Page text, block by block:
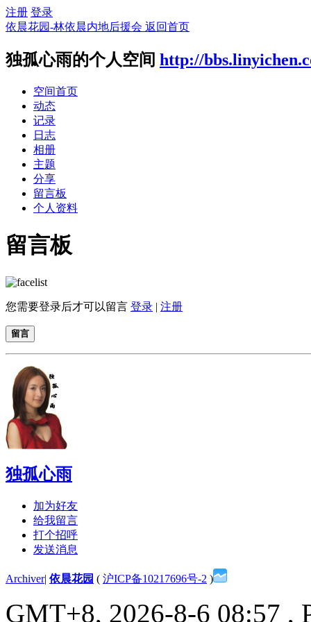
注册 登录
依晨花园-林依晨内地后援会 返回首页
独孤心雨的个人空间 http://
空间首页
动态
记录
日志
相册
主题
分享
留言板
个人资料
留言板
您需要登录后才可以留言 登录 | 注册
留言
独孤心雨
加为好友
给我留言
打个招呼
发送消息
Archiver| 依晨花园 ( 沪ICP备10217696号-2 )
GMT+8, 2026-8-6 08:57 ,